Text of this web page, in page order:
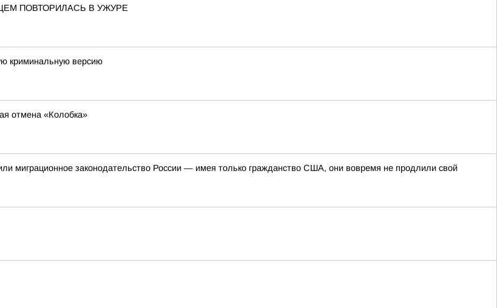
ПОВТОРИЛАСЬ В УЖУРЕ
криминальную версию
отмена «Колобка»
миграционное законодательство России — имея только гражданство США, они вовремя не продлили свой